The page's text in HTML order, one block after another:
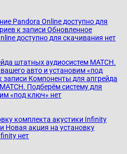
Pandora Online доступно для
к записи Обновленное
доступно для скачивания нет
штатных аудиосистем MATCH.
авто и установим «под
записи Компоненты для апгрейда
Подберём систему для
«под ключ» нет
комплекта акустики Infinity
Новая акция на установку
нет